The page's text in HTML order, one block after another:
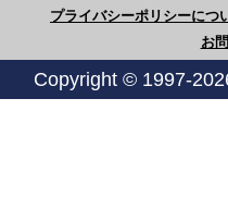
プライバシーポリシーにつ
お
Copyright © 1997-